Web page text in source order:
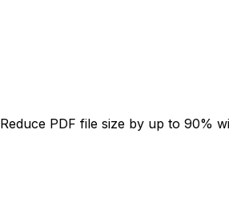
Reduce PDF file size by up to 90%